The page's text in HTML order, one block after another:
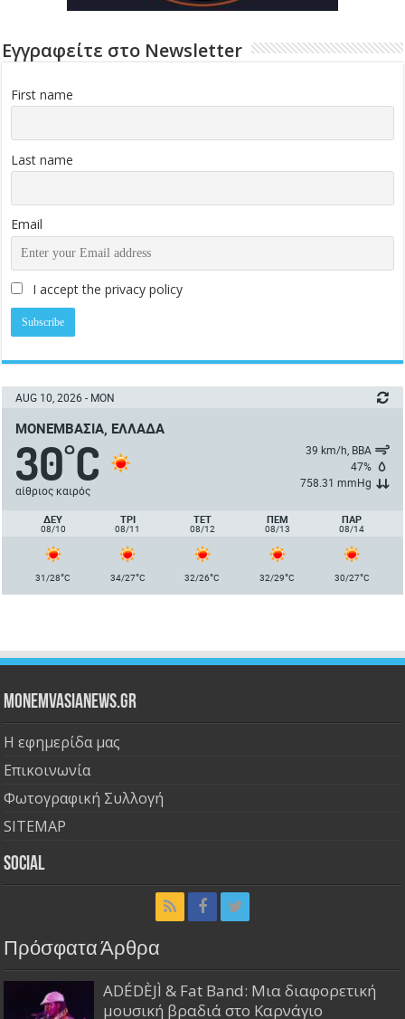
Εγγραφείτε στο Newsletter
First name
Last name
Email
I accept the privacy policy
AUG 10, 2026 - MON
ΜΟΝΕΜΒΑΣΙΆ, ΕΛΛΆΔΑ
30°C
αίθριος καιρός
39 km/h, ΒΒΑ
47%
758.31 mmHg
ΔΕΥ
08/10
ΤΡΙ
08/11
ΤΕΤ
08/12
ΠΈΜ
08/13
ΠΑΡ
08/14
31/28°C 34/27°C 32/26°C 32/29°C 30/27°C
Monemvasianews.gr
Η εφημερίδα μας
Επικοινωνία
Φωτογραφική Συλλογή
SITEMAP
Social
Πρόσφατα Άρθρα
ADÉDÈJÌ & Fat Band: Μια διαφορετική
μουσική βραδιά στο Καρνάγιο